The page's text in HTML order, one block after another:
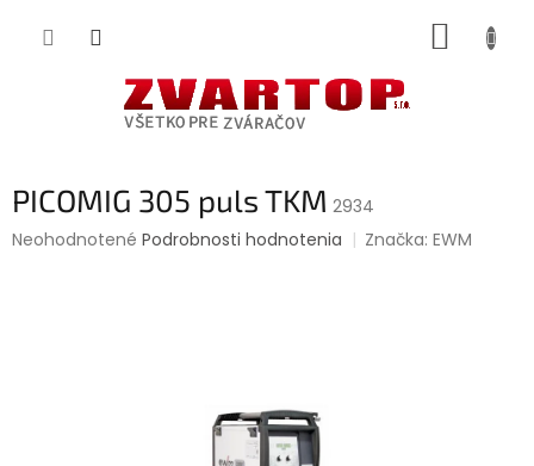
PICOMIG 305 puls TKM 2934
Priemerné
Neohodnotené Podrobnosti hodnotenia Značka:EWM